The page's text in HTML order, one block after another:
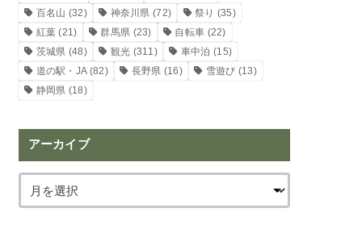
百名山 (32) 神奈川県 (72) 祭り (35)
紅葉 (21) 群馬県 (23) 自転車 (22)
茨城県 (48) 観光 (311) 車中泊 (15)
道の駅・JA(82) 長野県 (16) 雪遊び (13)
静岡県 (18)
アーカイブ